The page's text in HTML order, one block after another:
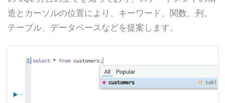
造とカーソルの位置により、キーワード、関数、列、
テーブル、データベースなどを提案します。